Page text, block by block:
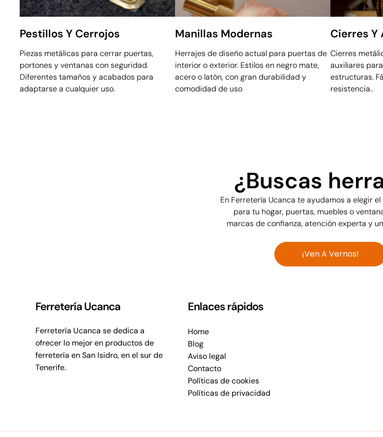
Pestillos Y Cerrojos
Piezas metálicas para cerrar puertas,
portones y ventanas con seguridad.
Diferentes tamaños y acabados para
adaptarse a cualquier uso.
Manillas Modernas
Herrajes de diseño actual para puertas de
interior o exterior. Estilos en negro mate,
acero o latón, con gran durabilidad y
comodidad de uso
Cierres Y
Cierres
auxiliares
estructuras.
resistencia..
¿Buscas
En Ferretería Ucanca te ayudamos a elegir
para tu hogar, puertas, muebles o
marcas de confianza, atención experta y
¡Ven A Vernos!
Ferretería Ucanca
Ferretería Ucanca se dedica a
ofrecer lo mejor en productos de
ferretería en San Isidro, en el sur de
Tenerife.
Enlaces rápidos
Home
Blog
Aviso legal
Contacto
Políticas de cookies
Políticas de privacidad